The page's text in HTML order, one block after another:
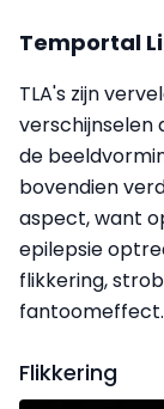
Temportal
TLA's zijn
verschijnselen
de
bovendien
aspect, want
epilepsie
flikkering,
fantoomeffect.
Flikkering